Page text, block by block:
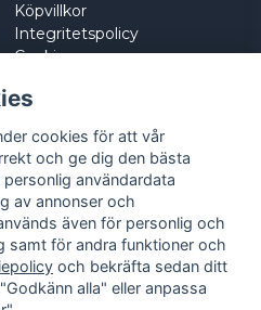
Köpvillkor
Integritetspolicy
Cookies
cookies för att vår
och ge dig den bästa
användardata
av annonser och
även för personlig och
samt för andra funktioner och
och bekräfta sedan ditt
alla" eller anpassa